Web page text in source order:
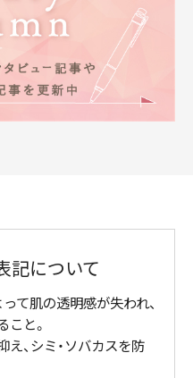
記について
て肌の透明感が失われ、
こと。
、シミ・ソバカスを防